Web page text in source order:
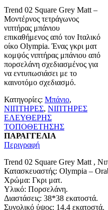
Trend 02 Square Grey Matt –
Μοντέρνος τετράγωνος
νιπτήρας μπάνιου
επικαθήμενος από τον Ιταλικό
οίκο Olympia. Ένας γκρι ματ
κομψός νιπτήρας μπάνιου από
πορσελάνη σχεδιασμένος για
να εντυπωσιάσει με το
καινοτόμο σχεδιασμό.
Κατηγορίες: Μπάνιο,
ΝΙΠΤΗΡΕΣ, ΝΙΠΤΗΡΕΣ
ΕΛΕΥΘΕΡΗΣ
ΤΟΠΟΘΕΤΗΣΗΣ
ΠΑΡΑΓΓΕΛΙΑ
Περιγραφή
Trend 02 Square Grey Matt ,
Κατασκευαστής: Olympia –
Χρώμα: Γκρι ματ.
Υλικό: Πορσελάνη.
Διαστάσεις: 38*38 εκατοστά.
Συνολικό ύψος: 14,4 εκατοστά.